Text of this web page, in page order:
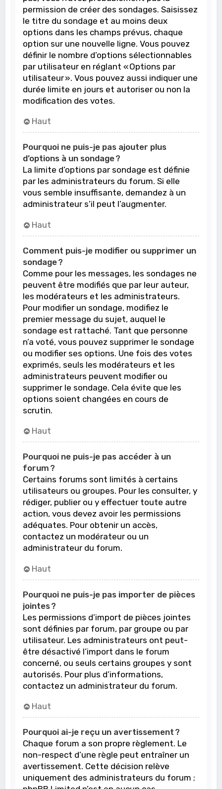
permission de créer des sondages. Saisissez
le titre du sondage et au moins deux
options dans les champs prévus, chaque
option sur une nouvelle ligne. Vous pouvez
définir le nombre d’options sélectionnables
par utilisateur en réglant « Options par
utilisateur ». Vous pouvez aussi indiquer une
durée limite en jours et autoriser ou non la
modification des votes.
Haut
Pourquoi ne puis-je pas ajouter plus
d’options à un sondage ?
La limite d’options par sondage est définie
par les administrateurs du forum. Si elle
vous semble insuffisante, demandez à un
administrateur s’il peut l’augmenter.
Haut
Comment puis-je modifier ou supprimer un
sondage ?
Comme pour les messages, les sondages ne
peuvent être modifiés que par leur auteur,
les modérateurs et les administrateurs.
Pour modifier un sondage, modifiez le
premier message du sujet, auquel le
sondage est rattaché. Tant que personne
n’a voté, vous pouvez supprimer le sondage
ou modifier ses options. Une fois des votes
exprimés, seuls les modérateurs et les
administrateurs peuvent modifier ou
supprimer le sondage. Cela évite que les
options soient changées en cours de
scrutin.
Haut
Pourquoi ne puis-je pas accéder à un
forum ?
Certains forums sont limités à certains
utilisateurs ou groupes. Pour les consulter, y
rédiger, publier ou y effectuer toute autre
action, vous devez avoir les permissions
adéquates. Pour obtenir un accès,
contactez un modérateur ou un
administrateur du forum.
Haut
Pourquoi ne puis-je pas importer de pièces
jointes ?
Les permissions d’import de pièces jointes
sont définies par forum, par groupe ou par
utilisateur. Les administrateurs ont peut-
être désactivé l’import dans le forum
concerné, ou seuls certains groupes y sont
autorisés. Pour plus d’informations,
contactez un administrateur du forum.
Haut
Pourquoi ai-je reçu un avertissement ?
Chaque forum a son propre règlement. Le
non-respect d’une règle peut entraîner un
avertissement. Cette décision relève
uniquement des administrateurs du forum ;